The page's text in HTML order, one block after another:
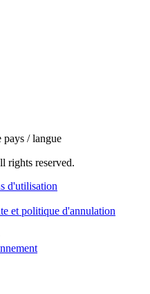
pays / langue
rights reserved.
d'utilisation
et politique d'annulation